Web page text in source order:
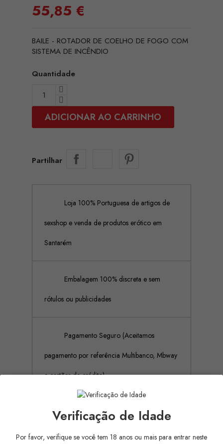
55,85 €
BAILE - ROTADOR DE COELHO DE FOGO COM
SISTEMA DE INCÊNDIO
Quantidade
ADICIONAR AO CARRINHO
Partilhar
Loja 100% Portuguesa de artigos de
sexshop e venda de produtos erótico em
Santarém
Embalagem 100% discreta e sem
rótulos ou publicidades
Pagamento Seguro (Aceitamos
pagamento por referência Multibanco, Mbway
e cartões de crédito)
Descrição Detalhes do produto
Verificação de Idade
Por favor, verifique se você tem 18 anos ou mais para entrar neste